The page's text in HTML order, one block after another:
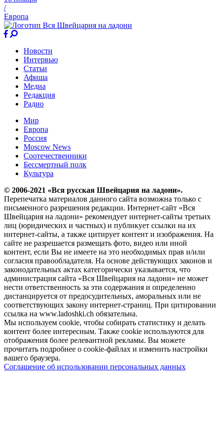
/
Европа
Новости
Интервью
Статьи
Афиша
Медиа
Редакция
Радио
Мир
Европа
Россия
Moscow News
Соотечественники
Бессмертный полк
Культура
© 2006-2021 «Вся русская Швейцария на ладони».
Перепечатка материалов данного сайта возможна только с
письменного разрешения редакции. Интернет-сайт «Вся
Швейцария на ладони» рекомендует интернет-сайты третьих
лиц (юридических и частных) и публикует ссылки на их
интернет-сайты, а также цитирует контент и изображения. На
сайте не разрешается размещать фото, видео или иной
контент, если Вы не имеете на это необходимых прав и/или
согласия правообладателя. На основе действующих законов и
законодательных актах категорически указывается, что
администрация сайта «Вся Швейцария на ладони» не может
нести ответственность за эти содержания и определенно
дистанцируется от предосудительных, аморальных или не
соответствующих закону интернет-страниц. При цитировании
ссылка на www.ladoshki.ch обязательна.
Мы используем cookie, чтобы собирать статистику и делать
контент более интересным. Также cookie используются для
отображения более релевантной рекламы. Вы можете
прочитать подробнее о cookie-файлах и изменить настройки
вашего браузера.
Соглашение об использовании персональных данных